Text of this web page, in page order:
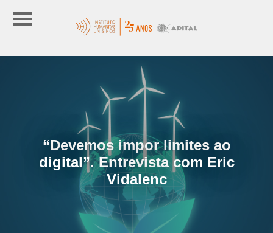
“Devemos impor limites ao
digital”. Entrevista com Eric
Vidalenc